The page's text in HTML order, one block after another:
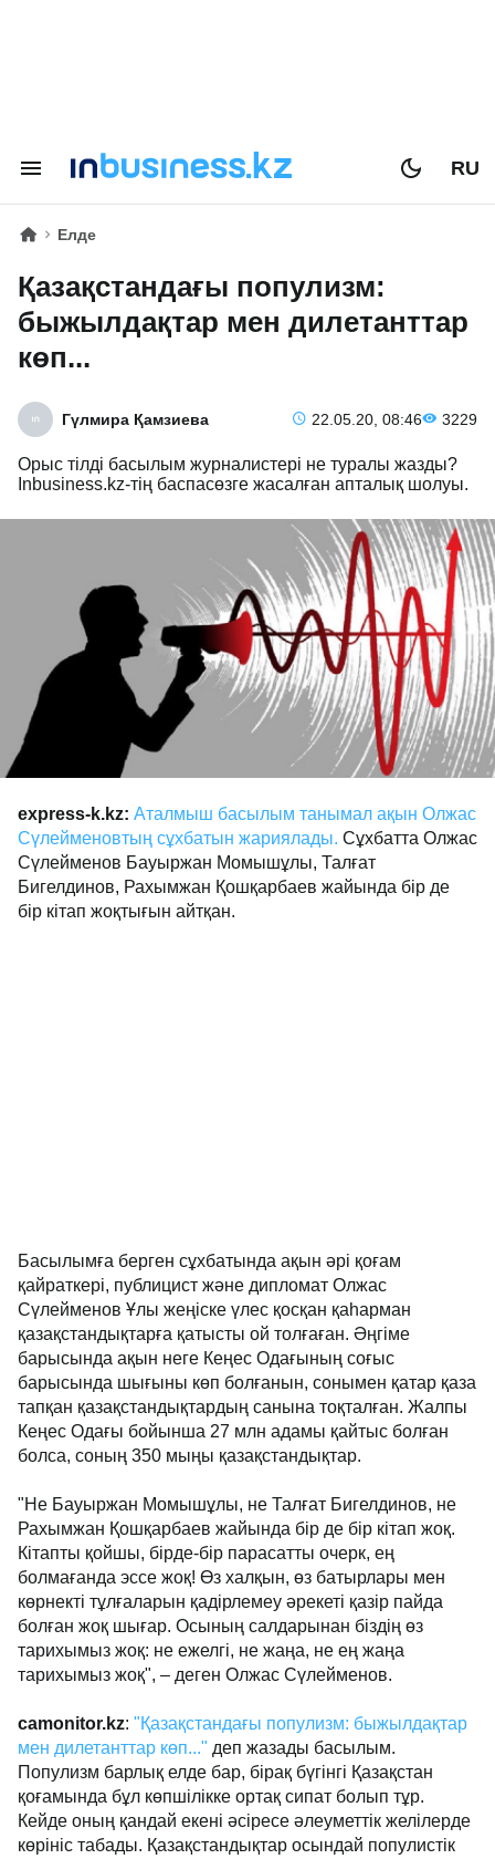
RU
Елде
Қазақстандағы популизм:
быжылдақтар мен дилетанттар
көп...
Гүлмира Қамзиева 22.05.20, 08:46 3229
Орыс тілді басылым журналистері не туралы жазды?
Inbusiness.kz-тің баспасөзге жасалған апталық шолуы.
express-k.kz: Аталмыш басылым танымал ақын Олжас
Сүлейменовтың сұхбатын жариялады. Сұхбатта Олжас
Сүлейменов Бауыржан Момышұлы, Талғат
Бигелдинов, Рахымжан Қошқарбаев жайында бір де
бір кітап жоқтығын айтқан.
Басылымға берген сұхбатында ақын әрі қоғам
қайраткері, публицист және дипломат Олжас
Сүлейменов Ұлы жеңіске үлес қосқан қаһарман
қазақстандықтарға қатысты ой толғаған. Әңгіме
барысында ақын неге Кеңес Одағының соғыс
барысында шығыны көп болғанын, сонымен қатар қаза
тапқан қазақстандықтардың санына тоқталған. Жалпы
Кеңес Одағы бойынша 27 млн адамы қайтыс болған
болса, соның 350 мыңы қазақстандықтар.
"Не Бауыржан Момышұлы, не Талғат Бигелдинов, не
Рахымжан Қошқарбаев жайында бір де бір кітап жоқ.
Кітапты қойшы, бірде-бір парасатты очерк, ең
болмағанда эссе жоқ! Өз халқын, өз батырлары мен
көрнекті тұлғаларын қадірлемеу әрекеті қазір пайда
болған жоқ шығар. Осының салдарынан біздің өз
тарихымыз жоқ: не ежелгі, не жаңа, не ең жаңа
тарихымыз жоқ", – деген Олжас Сүлейменов.
camonitor.kz: "Қазақстандағы популизм: быжылдақтар
мен дилетанттар көп..." деп жазады басылым.
Популизм барлық елде бар, бірақ бүгінгі Қазақстан
қоғамында бұл көпшілікке ортақ сипат болып тұр.
Кейде оның қандай екені әсіресе әлеуметтік желілерде
көрініс табады. Қазақстандықтар осындай популистік